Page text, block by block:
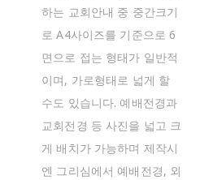
하는 교회안내 중 중간크기
로 A4사이즈를 기준으로 6
면으로 접는 형태가 일반적
이며, 가로형태로 넓게 할
수도 있습니다. 예배전경과
교회전경 등 사진을 넓고 크
게 배치가 가능하며 제작시
엔 그리심에서 예배전경, 외